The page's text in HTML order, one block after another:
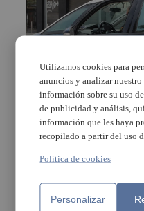
Investigan la agresión
sexual grupal a una
mujer en Mislata
Utilizamos cookies para
anuncios y analizar
información sobre su uso
de publicidad y análisis,
información que les haya
recopilado a partir del uso
Política de cookies
Personalizar